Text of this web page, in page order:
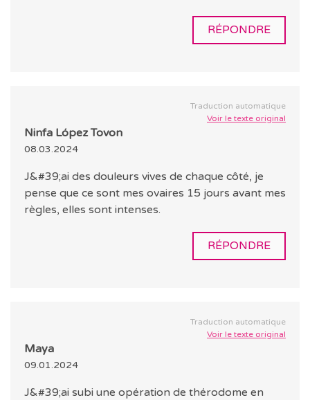
RÉPONDRE
Traduction automatique
Voir le texte original
Ninfa López Tovon
08.03.2024
J&#39;ai des douleurs vives de chaque côté, je
pense que ce sont mes ovaires 15 jours avant mes
règles, elles sont intenses.
RÉPONDRE
Traduction automatique
Voir le texte original
Maya
09.01.2024
J&#39;ai subi une opération de thérodome en